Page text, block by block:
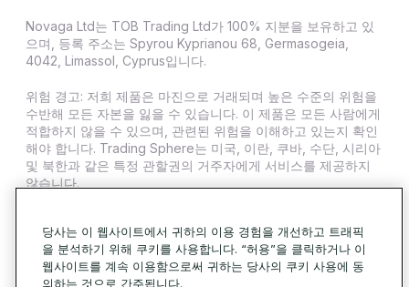
Novaga Ltd는 TOB Trading Ltd가 100% 지분을 보유하고 있
으며, 등록 주소는 Spyrou Kyprianou 68, Germasogeia,
4042, Limassol, Cyprus입니다.
위험 경고: 저희 제품은 마진으로 거래되며 높은 수준의 위험을
수반해 모든 자본을 잃을 수 있습니다. 이 제품은 모든 사람에게
적합하지 않을 수 있으며, 관련된 위험을 이해하고 있는지 확인
해야 합니다. Trading Sphere는 미국, 이란, 쿠바, 수단, 시리아
및 북한과 같은 특정 관할권의 거주자에게 서비스를 제공하지
않습니다.
쿠키 정책
당사는 이 웹사이트에서 귀하의 이용 경험을 개선하고 트래픽
을 분석하기 위해 쿠키를 사용합니다. “허용”을 클릭하거나 이
웹사이트를 계속 이용함으로써 귀하는 당사의 쿠키 사용에 동
의하는 것으로 간주됩니다.